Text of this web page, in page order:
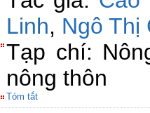
Linh, Ngô Thị
Tạp chí:
nông thôn
Tóm tắt